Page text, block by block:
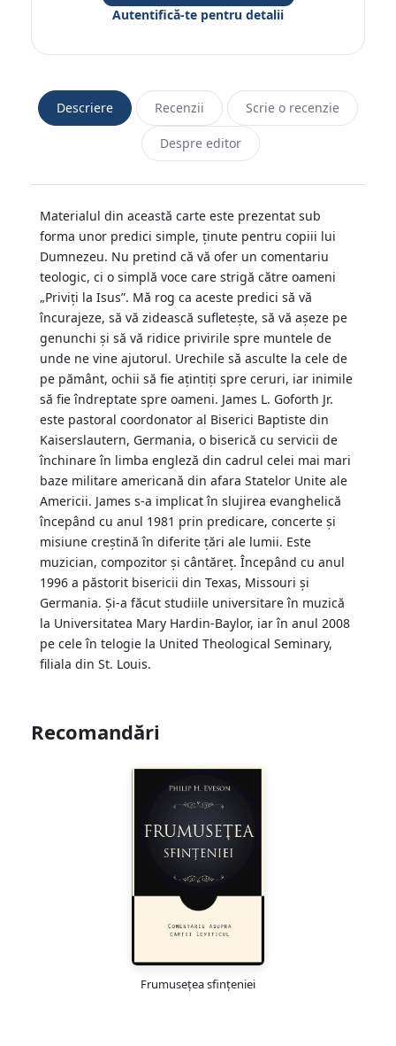
Autentifică-te pentru detalii
Descriere Recenzii Scrie o recenzie
Despre editor
Materialul din această carte este prezentat sub
forma unor predici simple, ținute pentru copiii lui
Dumnezeu. Nu pretind că vă ofer un comentariu
teologic, ci o simplă voce care strigă către oameni
„Priviți la Isus”. Mă rog ca aceste predici să vă
încurajeze, să vă zidească sufletește, să vă așeze pe
genunchi și să vă ridice privirile spre muntele de
unde ne vine ajutorul. Urechile să asculte la cele de
pe pământ, ochii să fie ațintiți spre ceruri, iar inimile
să fie îndreptate spre oameni. James L. Goforth Jr.
este pastoral coordonator al Biserici Baptiste din
Kaiserslautern, Germania, o biserică cu servicii de
închinare în limba engleză din cadrul celei mai mari
baze militare americană din afara Statelor Unite ale
Americii. James s-a implicat în slujirea evanghelică
începând cu anul 1981 prin predicare, concerte și
misiune creștină în diferite țări ale lumii. Este
muzician, compozitor și cântăreț. Începând cu anul
1996 a păstorit bisericii din Texas, Missouri și
Germania. Și-a făcut studiile universitare în muzică
la Universitatea Mary Hardin-Baylor, iar în anul 2008
pe cele în telogie la United Theological Seminary,
filiala din St. Louis.
Recomandări
Frumusețea sfințeniei